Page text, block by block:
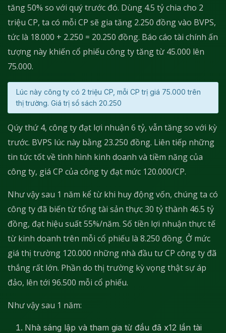
tăng 50% so với quý trước đó. Dùng 4.5 tỷ chia cho 2
triệu CP, ta có mỗi CP sẽ gia tăng 2.250 đồng vào BVPS,
tức là 18.000 + 2.250 = 20.250 đồng. Báo cáo tài chính ấn
tượng này khiến cổ phiếu công ty tăng từ 45.000 lên
75.000.
Lúc này công ty có 2 triệu CP, mỗi CP trị giá 75.000 trên
thị trường. Giá trị sổ sách 20.250
Qúy thứ 4, công ty đạt lợi nhuận 6 tỷ, vẫn tăng so với kỳ
trước. BVPS lúc này bằng 23.250 đồng. Liên tiếp những
tin tức tốt về tình hình kinh doanh và tiềm năng của
công ty, giá CP của công ty đạt mức 120.000/CP.
Như vậy sau 1 năm kể từ khi huy động vốn, chúng ta có
công ty đã biến từ tổng tài sản thực 30 tỷ thành 46.5 tỷ
đồng, đạt hiệu suất 55%/năm. Số tiền lợi nhuận thực tế
từ kinh doanh trên mỗi cổ phiếu là 8.250 đồng. Ở mức
giá thị trường 120.000 những nhà đầu tư CP công ty đã
thắng rất lớn. Phần do thị trường kỳ vọng thật sự áp
đảo, lên tới 96.500 mỗi cổ phiếu.
Như vậy sau 1 năm:
Nhà sáng lập và tham gia từ đầu đã x12 lần tài